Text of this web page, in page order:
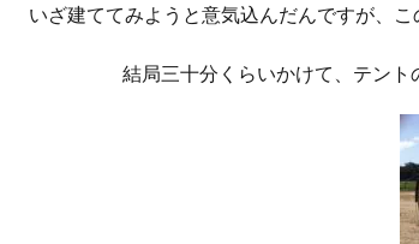
いざ建ててみようと意気込んだんですが、
結局三十分くらいかけて、テント